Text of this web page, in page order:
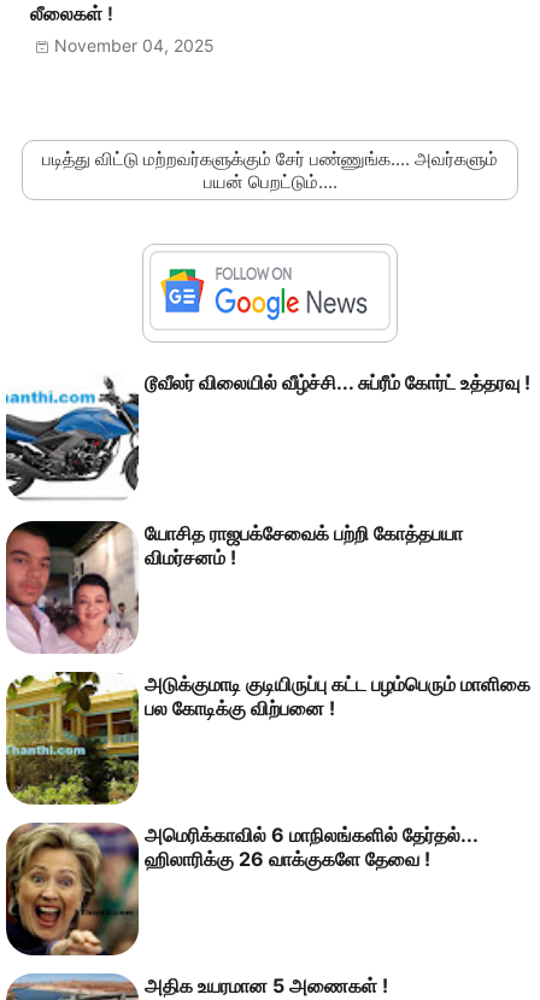
லீலைகள் !
November 04, 2025
படித்து விட்டு மற்றவர்களுக்கும் சேர் பண்ணுங்க.... அவர்களும்
பயன் பெறட்டும்....
டூவீலர் விலையில் வீழ்ச்சி... சுப்ரீம் கோர்ட் உத்தரவு !
யோசித ராஜபக்சேவைக் பற்றி கோத்தபயா
விமர்சனம் !
அடுக்குமாடி குடியிருப்பு கட்ட பழம்பெரும் மாளிகை
பல கோடிக்கு விற்பனை !
அமெ­ரிக்­காவில் 6 மாநி­லங்­களில் தேர்­­தல்...
ஹிலா­ரிக்கு 26 வாக்குகளே தேவை !
அதிக உயரமான 5 அணைகள் !